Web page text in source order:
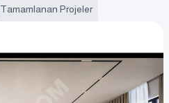
Tamamlanan Projeler